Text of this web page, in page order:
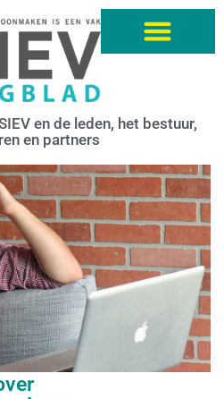
en de leden, het bestuur,
en partners